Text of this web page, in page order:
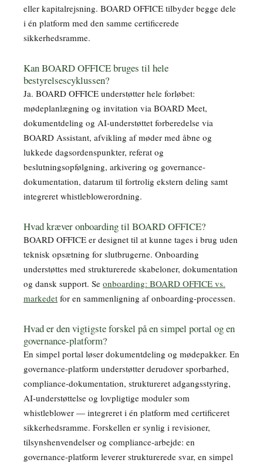
eller kapitalrejsning. BOARD OFFICE tilbyder begge dele
i én platform med den samme certificerede
sikkerhedsramme.
Kan BOARD OFFICE bruges til hele
bestyrelsescyklussen?
Ja. BOARD OFFICE understøtter hele forløbet:
mødeplanlægning og invitation via BOARD Meet,
dokumentdeling og AI-understøttet forberedelse via
BOARD Assistant, afvikling af møder med åbne og
lukkede dagsordenspunkter, referat og
beslutningsopfølgning, arkivering og governance-
dokumentation, datarum til fortrolig ekstern deling samt
integreret whistleblowerordning.
Hvad kræver onboarding til BOARD OFFICE?
BOARD OFFICE er designet til at kunne tages i brug uden
teknisk opsætning for slutbrugerne. Onboarding
understøttes med strukturerede skabeloner, dokumentation
og dansk support. Se onboarding: BOARD OFFICE vs.
markedet for en sammenligning af onboarding-processen.
Hvad er den vigtigste forskel på en simpel portal og en
governance-platform?
En simpel portal løser dokumentdeling og mødepakker. En
governance-platform understøtter derudover sporbarhed,
compliance-dokumentation, struktureret adgangsstyring,
AI-understøttelse og lovpligtige moduler som
whistleblower — integreret i én platform med certificeret
sikkerhedsramme. Forskellen er synlig i revisioner,
tilsynshenvendelser og compliance-arbejde: en
governance-platform leverer strukturerede svar, en simpel